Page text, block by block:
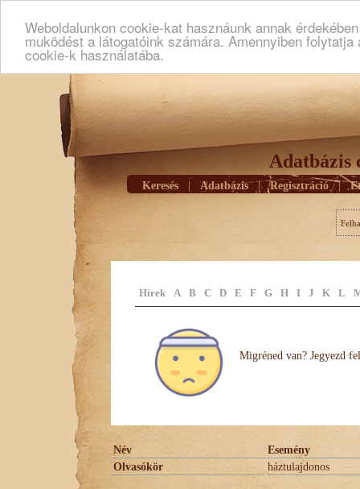
Weboldalunkon cookie-kat hasznáunk annak
muködést a látogatóink számára. Amennyiben
cookie-k használatába.
Adatbázis
Keresés Adatbázis | Regisztráció |
Hírek A B C D E F G H I J K L
Migréned van? Jegyezd
Név
Esemény
Olvasókör
háztulajdonos